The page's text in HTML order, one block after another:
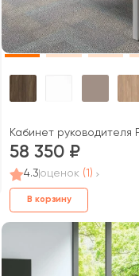
Кабинет руководителя
58 350
4.3 оценок (1)
В корзину